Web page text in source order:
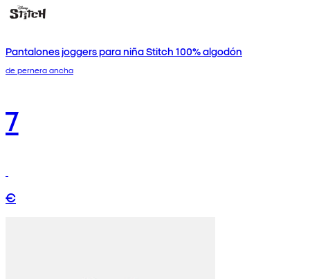
Pantalones joggers para niña Stitch 100% algodón
de pernera ancha
7
€